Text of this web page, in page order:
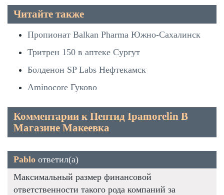
Читайте также
Пропионат Balkan Pharma Южно-Сахалинск
Тритрен 150 в аптеке Сургут
Болденон SP Labs Нефтекамск
Aminocore Гуково
Комментарии к Пептид Ipamorelin В
Магазине Макеевка
Pablo ответил(а)
Максимальный размер финансовой
ответственности такого рода компаний за